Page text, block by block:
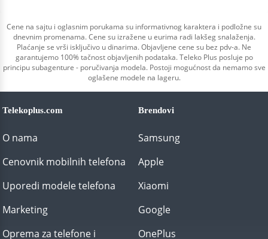
Cene na sajtu i oglasnim porukama su informativnog karaktera i podložne su
dnevnim promenama. Cene su izražene u eurima radi lakšeg snalaženja.
Plaćanje se vrši isključivo u dinarima. Objavljene cene su bez pdv-a. Ne
garantujemo 100% tačnost objavljenih podataka. Teleko Plus posluje po
principu subagenture - poručivanja modela. Postoji mogućnost da nemamo sve
oglašene modele na lageru.
Telekoplus.com
O nama
Cenovnik mobilnih telefona
Uporedi modele telefona
Marketing
Oprema za telefone i
Brendovi
Samsung
Apple
Xiaomi
Google
OnePlus